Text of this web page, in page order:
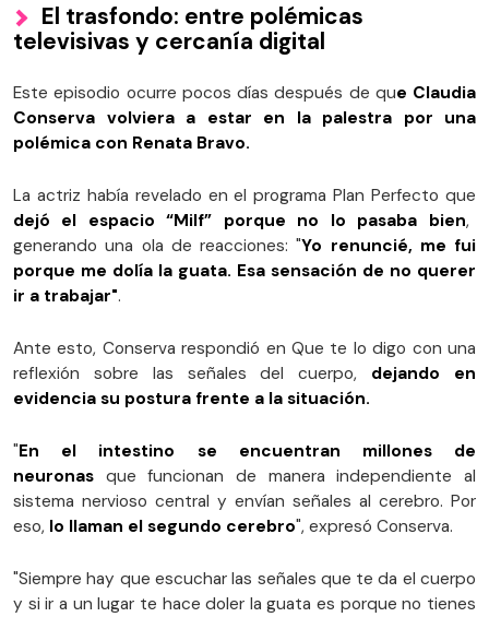
El trasfondo: entre polémicas
televisivas y cercanía digital
Este episodio ocurre pocos días después de que Claudia
Conserva volviera a estar en la palestra por una
polémica con Renata Bravo.
La actriz había revelado en el programa Plan Perfecto que
dejó el espacio “Milf” porque no lo pasaba bien,
generando una ola de reacciones: "Yo renuncié, me fui
porque me dolía la guata. Esa sensación de no querer
ir a trabajar".
Ante esto, Conserva respondió en Que te lo digo con una
reflexión sobre las señales del cuerpo, dejando en
evidencia su postura frente a la situación.
"En el intestino se encuentran millones de
neuronas que funcionan de manera independiente al
sistema nervioso central y envían señales al cerebro. Por
eso, lo llaman el segundo cerebro", expresó Conserva.
"Siempre hay que escuchar las señales que te da el cuerpo
y si ir a un lugar te hace doler la guata es porque no tienes